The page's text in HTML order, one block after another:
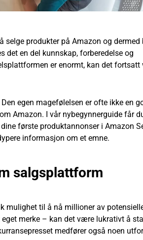
selge produkter på Amazon og dermed
det en del kunnskap, forberedelse og
er enormt, kan det
egen magefølelsen er ofte ikke en
Amazon. I vår nybegynnerguide får
første produktannonser i Amazon
informasjon om et emne.
salgsplattform
mulighet til å nå millioner av
merke – kan det være lukrativt å
medfører også noen